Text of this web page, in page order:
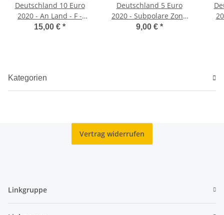
Deutschland 10 Euro
2020 - An Land - F -
unc.*
15,00 € *
Deutschland 5 Euro
2020 - Subpolare Zone
unc. - G*
9,00 € *
Kategorien
Vertrag widerrufen
Linkgruppe